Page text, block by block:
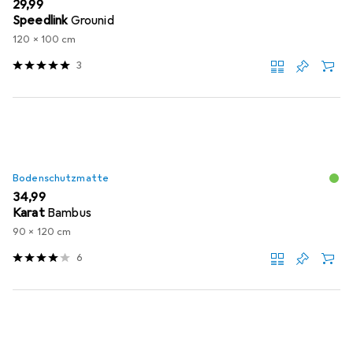
EUR
29,99
SpeedlinkGrounid
120 x 100 cm
3
Bodenschutzmatte
EUR
34,99
Karat Bambus
90 x 120 cm
6